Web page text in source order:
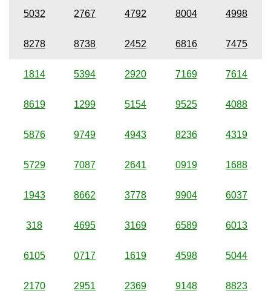
5032 2767 4792 8004 4998
8278 8738 2452 6816 7475
1814 5394 2920 7169 7614
8619 1299 5154 9525 4088
5876 9749 4943 8236 4319
5729 7087 2641 0919 1688
1943 8662 3778 9904 6037
318 4695 3169 6589 6013
6105 0717 1619 4598 5044
2170 2951 2369 9148 8823